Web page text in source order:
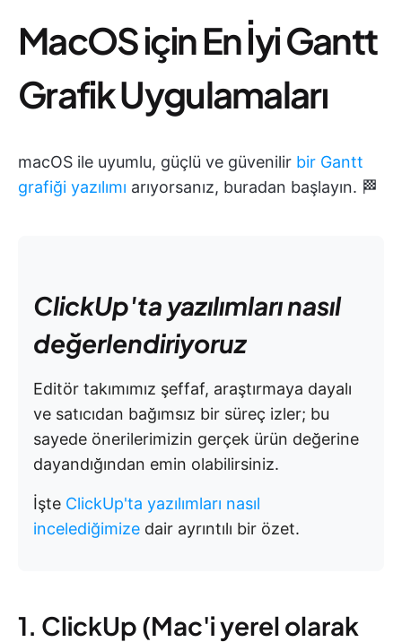
MacOS için En İyi Gantt
Grafik Uygulamaları
macOS ile uyumlu, güçlü ve güvenilir bir Gantt
grafiği yazılımı arıyorsanız, buradan başlayın. 🏁
ClickUp'ta yazılımları nasıl
değerlendiriyoruz
Editör takımımız şeffaf, araştırmaya dayalı
ve satıcıdan bağımsız bir süreç izler; bu
sayede önerilerimizin gerçek ürün değerine
dayandığından emin olabilirsiniz.
İşte ClickUp'ta yazılımları nasıl
incelediğimize dair ayrıntılı bir özet.
1. ClickUp (Mac'i yerel olarak